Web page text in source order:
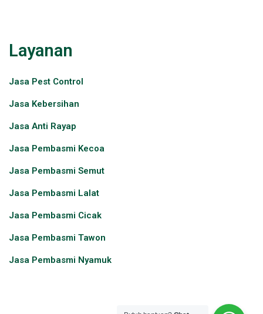
Layanan
Jasa Pest Control​
Jasa Kebersihan
Jasa Anti Rayap
Jasa Pembasmi Kecoa
Jasa Pembasmi Semut
Jasa Pembasmi Lalat
Jasa Pembasmi Cicak
Jasa Pembasmi Tawon
Jasa Pembasmi Nyamuk